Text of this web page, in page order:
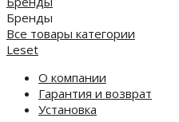
Бренды
Все товары категории
Leset
О компании
Гарантия и возврат
Установка